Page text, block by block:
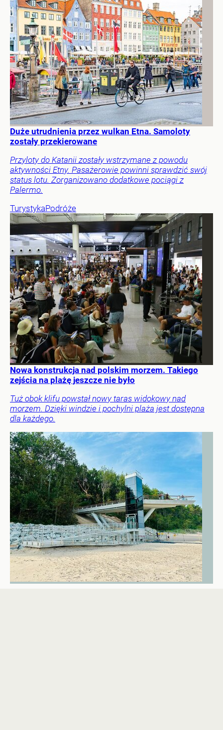
Duże utrudnienia przez wulkan Etna. Samoloty
zostały przekierowane
Przyloty do Katanii zostały wstrzymane z powodu
aktywności Etny. Pasażerowie powinni sprawdzić swój
status lotu. Zorganizowano dodatkowe pociągi z
Palermo.
TurystykaPodróże
Nowa konstrukcja nad polskim morzem. Takiego
zejścia na plażę jeszcze nie było
Tuż obok klifu powstał nowy taras widokowy nad
morzem. Dzięki windzie i pochylni plaża jest dostępna
dla każdego.